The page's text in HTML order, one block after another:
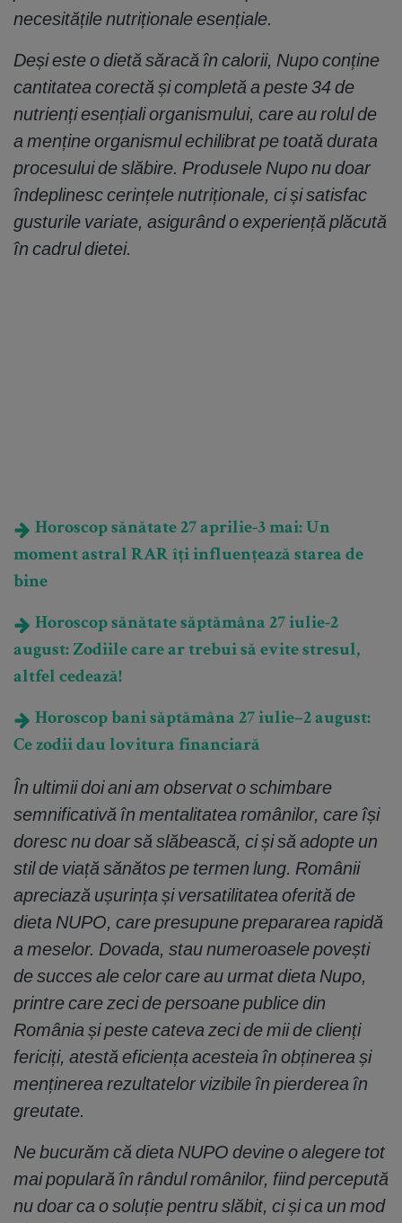
necesitățile nutriționale esențiale.
Deși este o dietă săracă în calorii, Nupo conține
cantitatea corectă și completă a peste 34 de
nutrienți esențiali organismului, care au rolul de
a menține organismul echilibrat pe toată durata
procesului de slăbire. Produsele Nupo nu doar
îndeplinesc cerințele nutriționale, ci și satisfac
gusturile variate, asigurând o experiență plăcută
în cadrul dietei.
Horoscop sănătate 27 aprilie-3 mai: Un
moment astral RAR îți influențează starea de
bine
Horoscop sănătate săptămâna 27 iulie-2
august: Zodiile care ar trebui să evite stresul,
altfel cedează!
Horoscop bani săptămâna 27 iulie–2 august:
Ce zodii dau lovitura financiară
În ultimii doi ani am observat o schimbare
semnificativă în mentalitatea românilor, care își
doresc nu doar să slăbească, ci și să adopte un
stil de viață sănătos pe termen lung. Românii
apreciază ușurința și versatilitatea oferită de
dieta NUPO, care presupune prepararea rapidă
a meselor. Dovada, stau numeroasele povești
de succes ale celor care au urmat dieta Nupo,
printre care zeci de persoane publice din
România și peste cateva zeci de mii de clienți
fericiți, atestă eficiența acesteia în obținerea și
menținerea rezultatelor vizibile în pierderea în
greutate.
Ne bucurăm că dieta NUPO devine o alegere tot
mai populară în rândul românilor, fiind percepută
nu doar ca o soluție pentru slăbit, ci și ca un mod